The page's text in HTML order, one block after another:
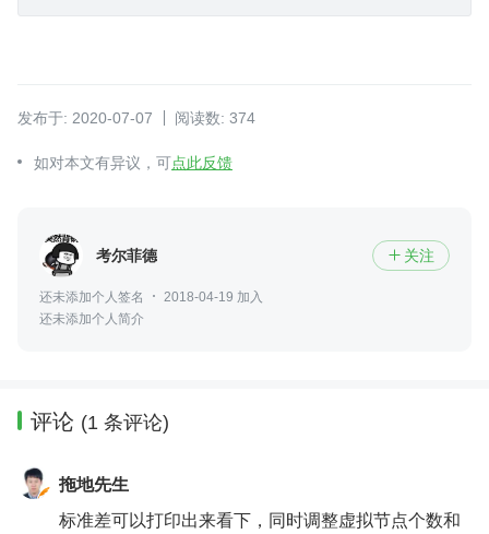
发布于: 2020-07-07 阅读数: 374
如对本文有异议，可点此反馈
考尔菲德  关注
还未添加个人签名
2018-04-19 加入
还未添加个人简介
评论 (1 条评论)
拖地先生
标准差可以打印出来看下，同时调整虚拟节点个数和